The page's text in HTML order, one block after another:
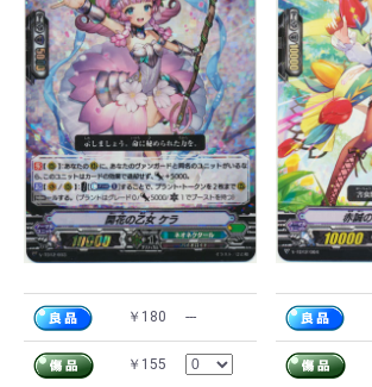
￥180 ---
￥155